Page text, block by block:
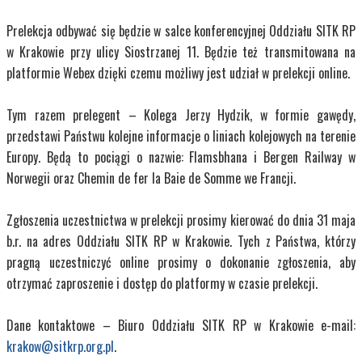
Prelekcja odbywać się będzie w salce konferencyjnej Oddziału SITK RP
w Krakowie przy ulicy Siostrzanej 11. Będzie też transmitowana na
platformie Webex dzięki czemu możliwy jest udział w prelekcji online.
Tym razem prelegent – Kolega Jerzy Hydzik, w formie gawędy,
przedstawi Państwu kolejne informacje o liniach kolejowych na terenie
Europy. Będą to pociągi o nazwie: Flamsbhana i Bergen Railway w
Norwegii oraz Chemin de fer la Baie de Somme we Francji.
Zgłoszenia uczestnictwa w prelekcji prosimy kierować do dnia 31 maja
b.r. na adres Oddziału SITK RP w Krakowie. Tych z Państwa, którzy
pragną uczestniczyć online prosimy o dokonanie zgłoszenia, aby
otrzymać zaproszenie i dostęp do platformy w czasie prelekcji.
Dane kontaktowe – Biuro Oddziału SITK RP w Krakowie e-mail:
krakow@sitkrp.org.pl.